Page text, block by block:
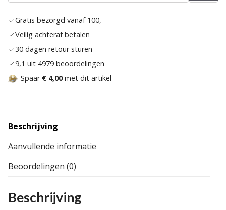
Gratis bezorgd vanaf 100,-
Veilig achteraf betalen
30 dagen retour sturen
9,1 uit 4979 beoordelingen
Spaar € 4,00met dit artikel
Beschrijving
Aanvullende informatie
Beoordelingen (0)
Beschrijving